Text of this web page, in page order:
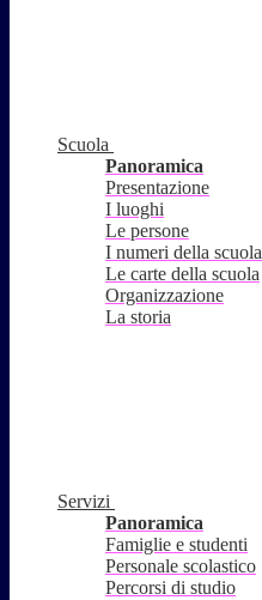
Scuola
Panoramica
Presentazione
I luoghi
Le persone
I numeri della scuola
Le carte della scuola
Organizzazione
La storia
Servizi
Panoramica
Famiglie e studenti
Personale scolastico
Percorsi di studio